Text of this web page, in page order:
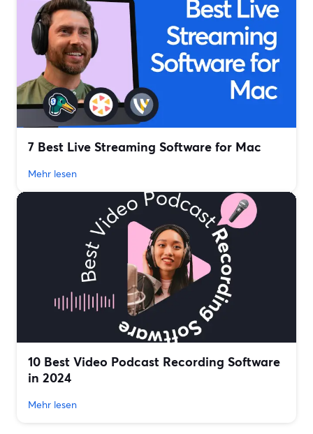
7 Best Live Streaming Software for Mac
Mehr lesen
10 Best Video Podcast Recording Software
in 2024
Mehr lesen